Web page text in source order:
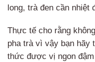
long, trà đen cần nhiệt
Thực tế cho rằng
pha trà vì vậy bạn hãy
thức được vị ngon